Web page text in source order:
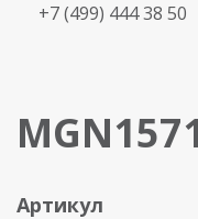
+7 (499) 444 38 50
Артикул